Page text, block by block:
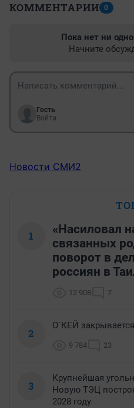
КОММЕНТАРИИ 0
Пока нет ни
Начните
Гость
Войти
Новости СМИ2
1
«Насиловал
связанных
поворот в
россиян в
12 908 7
2
О`КЕЙ
9 784 23
3
Крупнейшая
Новую ТЭЦ
2028 году